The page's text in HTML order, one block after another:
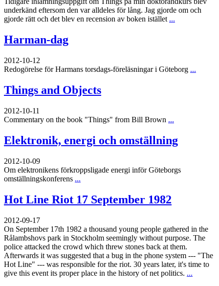
underkänd eftersom den var alldeles för lång. Jag gjorde om och
gjorde rätt och det blev en recension av boken istället ...
Harman-dag
2012-10-12
Redogörelse för Harmans torsdags-föreläsningar i Göteborg ...
Things and Objects
2012-10-11
Commentary on the book "Things" from Bill Brown ...
Elektronik, energi och omställning
2012-10-09
Om elektronikens förkroppsligade energi inför Göteborgs
omställningskonferens ...
Hot Line Riot 17 September 1982
2012-09-17
On September 17th 1982 a thousand young people gathered in the
Rålambshovs park in Stockholm seemingly without purpose. The
police attacked the crowd which threw stones back at them.
Afterwards it was suggested that a bug in the phone system --- "The
Hot Line" --- was responsible for the riot. 30 years later, it's time to
give this event its proper place in the history of net politics. ...